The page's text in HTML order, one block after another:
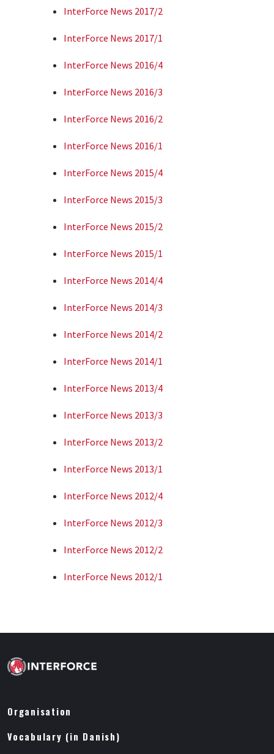
InterForce News 2017/2
InterForce News 2017/1
InterForce News 2016/4
InterForce News 2016/3
InterForce News 2016/2
InterForce News 2016/1
InterForce News 2015/4
InterForce News 2015/3
InterForce News 2015/2
InterForce News 2015/1
InterForce News 2014/4
InterForce News 2014/3
InterForce News 2014/2
InterForce News 2014/1
InterForce News 2013/4
InterForce News 2013/3
InterForce News 2013/2
InterForce News 2013/1
InterForce News 2012/4
InterForce News 2012/3
InterForce News 2012/2
InterForce News 2012/1
Organisation
Vocabulary (in Danish)